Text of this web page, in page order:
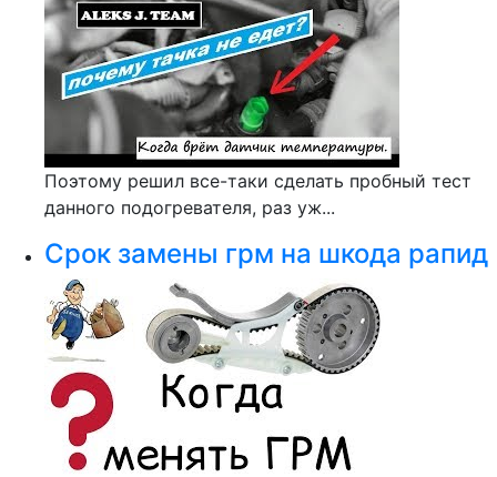
Поэтому решил все-таки сделать пробный тест
данного подогревателя, раз уж...
Срок замены грм на шкода рапид